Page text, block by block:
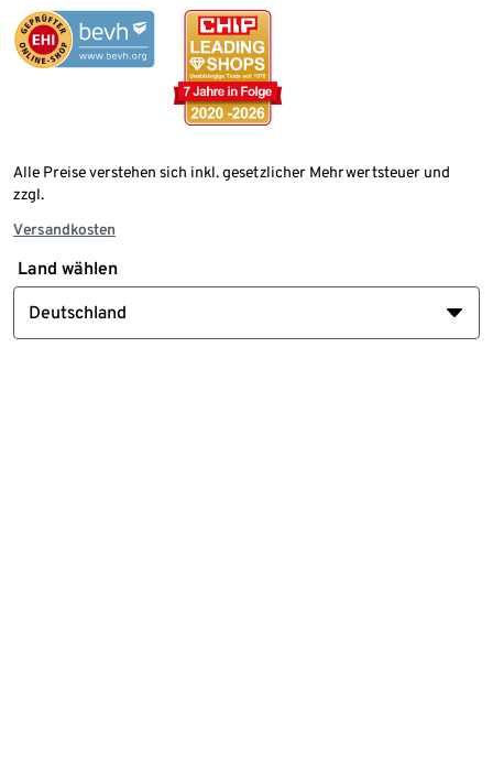
Alle Preise verstehen sich inkl. gesetzlicher Mehrwertsteuer und
zzgl.
Versandkosten
Land wählen
Deutschland